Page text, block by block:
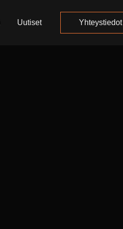
Uutiset Yhteystiedot